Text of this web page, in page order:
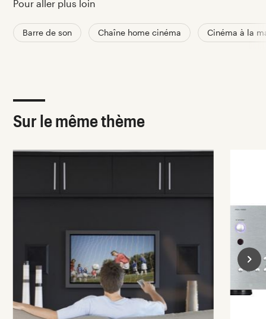
Pour aller plus loin
Barre de son Chaîne home cinéma Cinéma à la
Sur le même thème